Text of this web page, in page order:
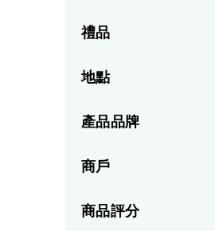
禮品
地點
產品品牌
商戶
商品評分